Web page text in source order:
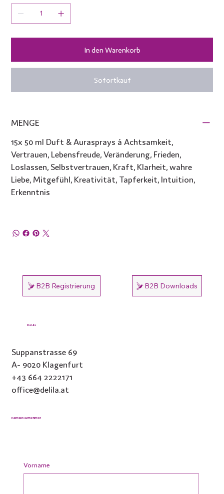
In den Warenkorb
Sofortkauf
MENGE
15x 50 ml Duft & Aurasprays á Achtsamkeit,
Vertrauen, Lebensfreude, Veränderung, Frieden,
Loslassen, Selbstvertrauen, Kraft, Klarheit, wahre
Liebe, Mitgefühl, Kreativität, Tapferkeit, Intuition,
Erkenntnis
B2B Registrierung B2B Downloads
DeLila
Suppanstrasse 69
A- 9020 Klagenfurt
+43 664 2222171
office@delila.at
Kontakt aufnehmen
Vorname